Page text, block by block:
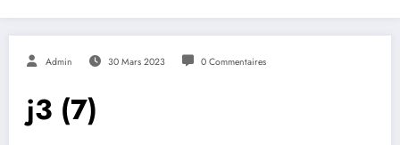
Admin 30 Mars 2023 0 Commentaires
j3 (7)